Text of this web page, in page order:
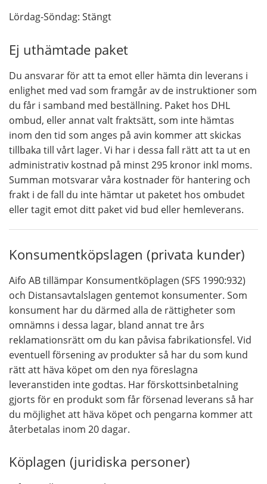
Lördag-Söndag: Stängt
Ej uthämtade paket
Du ansvarar för att ta emot eller hämta din leverans i
enlighet med vad som framgår av de instruktioner som
du får i samband med beställning. Paket hos DHL
ombud, eller annat valt fraktsätt, som inte hämtas
inom den tid som anges på avin kommer att skickas
tillbaka till vårt lager. Vi har i dessa fall rätt att ta ut en
administrativ kostnad på minst 295 kronor inkl moms.
Summan motsvarar våra kostnader för hantering och
frakt i de fall du inte hämtar ut paketet hos ombudet
eller tagit emot ditt paket vid bud eller hemleverans.
Konsumentköpslagen (privata kunder)
Aifo AB tillämpar Konsumentköplagen (SFS 1990:932)
och Distansavtalslagen gentemot konsumenter. Som
konsument har du därmed alla de rättigheter som
omnämns i dessa lagar, bland annat tre års
reklamationsrätt om du kan påvisa fabrikationsfel. Vid
eventuell försening av produkter så har du som kund
rätt att häva köpet om den nya föreslagna
leveranstiden inte godtas. Har förskottsinbetalning
gjorts för en produkt som får försenad leverans så har
du möjlighet att häva köpet och pengarna kommer att
återbetalas inom 20 dagar.
Köplagen (juridiska personer)